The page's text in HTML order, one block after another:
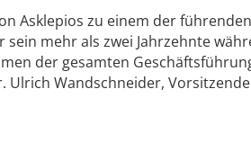
Asklepios zu einem der
mehr als zwei Jahrzehnte
der gesamten
Ulrich Wandschneider,